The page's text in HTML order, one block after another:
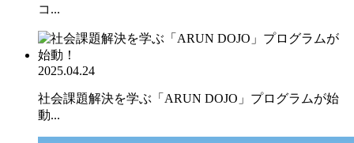
コ...
2025.04.24
社会課題解決を学ぶ「ARUN DOJO」プログラムが始
動...